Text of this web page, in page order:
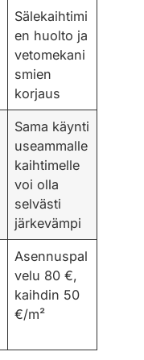
Sälekaihtimi
en huolto ja
vetomekani
smien
korjaus
Sama käynti
useammalle
kaihtimelle
voi olla
selvästi
järkevämpi
Asennuspal
velu 80 €,
kaihdin 50
€/m²